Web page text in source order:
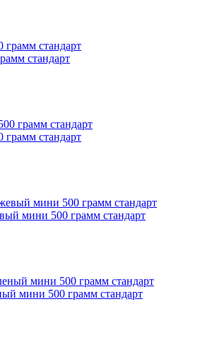
стандарт
стандарт
мини 500 грамм стандарт
мини 500 грамм стандарт